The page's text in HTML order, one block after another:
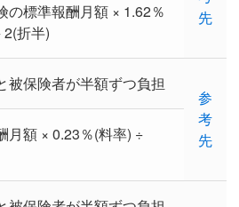
先
の標準報酬月額 × 1.62％
2(折半)
被保険者が半額ずつ負担
参
考
先
月額 × 0.23％(料率) ÷